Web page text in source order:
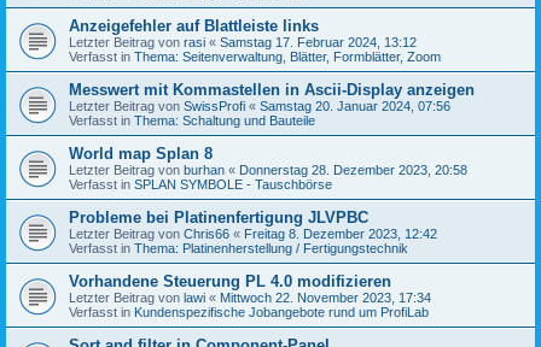
Anzeigefehler auf Blattleiste links
Letzter Beitrag von rasi « Samstag 17. Februar 2024, 13:12
Verfasst in Thema: Seitenverwaltung, Blätter, Formblätter, Zoom
Messwert mit Kommastellen in Ascii-Display anzeigen
Letzter Beitrag von SwissProfi « Samstag 20. Januar 2024, 07:56
Verfasst in Thema: Schaltung und Bauteile
World map Splan 8
Letzter Beitrag von burhan « Donnerstag 28. Dezember 2023, 20:58
Verfasst in SPLAN SYMBOLE - Tauschbörse
Probleme bei Platinenfertigung JLVPBC
Letzter Beitrag von Chris66 « Freitag 8. Dezember 2023, 12:42
Verfasst in Thema: Platinenherstellung / Fertigungstechnik
Vorhandene Steuerung PL 4.0 modifizieren
Letzter Beitrag von lawi « Mittwoch 22. November 2023, 17:34
Verfasst in Kundenspezifische Jobangebote rund um ProfiLab